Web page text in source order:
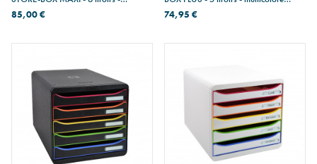
multicolore
85,00 €
skandi
74,95 €